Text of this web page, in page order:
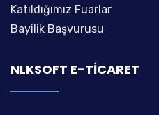
Katıldığımız Fuarlar
Bayilik Başvurusu
NLKSOFT E-TICARET